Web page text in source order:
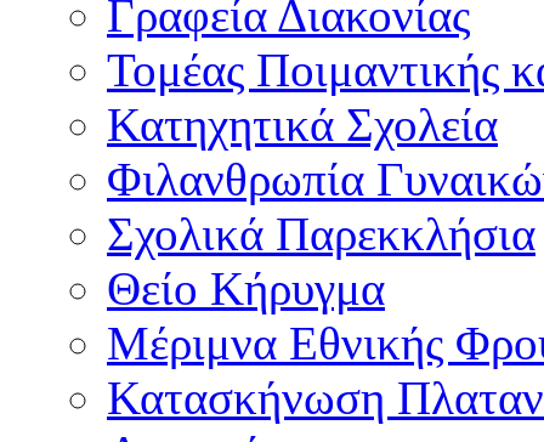
Γραφεία Διακονίας
Τομέας Ποιμαντικής
Κατηχητικά Σχολεία
Φιλανθρωπία
Σχολικά Παρεκκλήσια
Θείο Κήρυγμα
Μέριμνα Εθνικής
Κατασκήνωση